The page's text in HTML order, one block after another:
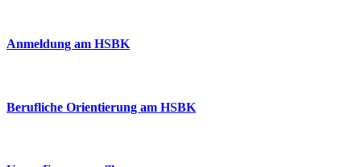
Anmeldung am HSBK
Berufliche Orientierung am HSBK